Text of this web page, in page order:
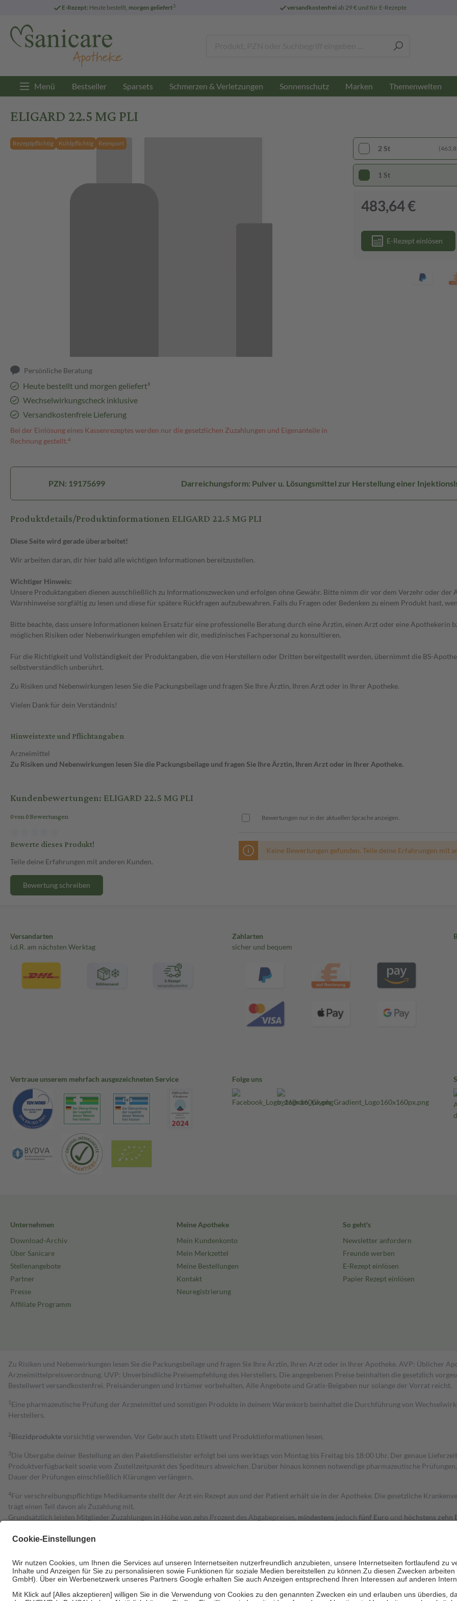
E-Rezept: Heute bestellt, morgen geliefert3 versandkostenfreiab 29 € und für E-Rezepte
Menü Bestseller Sparsets Schmerzen & Verletzungen Sonnenschutz Marken Themenwelten
ELIGARD 22.5 MG PLI
Rezeptpflichtig Kühlpflichtig Reimport
Persönliche Beratung
Heute bestellt und morgen geliefert³
Wechselwirkungscheck inklusive
Versandkostenfreie Lieferung
Bei der Einlösung eines Kassenrezeptes werden nur die gesetzlichen Zuzahlungen und Eigenanteile in
Rechnung gestellt.⁴
2 St
1 St
483,64 €
E-Rezept einlösen
PZN: 19175699 Darreichungsform: Pulver u. Lösungsmittel zur Herstellung einer
Produktdetails/Produktinformationen ELIGARD 22.5 MG PLI
Diese Seite wird gerade überarbeitet!
Wir arbeiten daran, dir hier bald alle wichtigen Informationen bereitzustellen.
Wichtiger Hinweis:
Unsere Produktangaben dienen ausschließlich zu Informationszwecken und erfolgen ohne Gewähr. Bitte nimm dir vor dem Verzehr oder
Warnhinweise sorgfältig zu lesen und diese für spätere Rückfragen aufzubewahren. Falls du Fragen oder Bedenken zu einem Produkt hast,
Bitte beachte, dass unsere Informationen keinen Ersatz für eine professionelle Beratung durch eine Ärztin, einen Arzt oder eine Apothekerin
möglichen Risiken oder Nebenwirkungen empfehlen wir dir, medizinisches Fachpersonal zu konsultieren.
Für die Richtigkeit und Vollständigkeit der Produktangaben, die von Herstellern oder Dritten bereitgestellt werden, übernimmt die BS-
selbstverständlich unberührt.
Zu Risiken und Nebenwirkungen lesen Sie die Packungsbeilage und fragen Sie Ihre Ärztin, Ihren Arzt oder in Ihrer Apotheke.
Vielen Dank für dein Verständnis!
Hinweistexte und Pflichtangaben
Arzneimittel
Zu Risiken und Nebenwirkungen lesen Sie die Packungsbeilage und fragen Sie Ihre Ärztin, Ihren Arzt oder in Ihrer Apotheke.
Kundenbewertungen: ELIGARD 22.5 MG PLI
0 von 0 Bewertungen
Bewerte dieses Produkt!
Teile deine Erfahrungen mit anderen Kunden.
Bewertung schreiben
Bewertungen nur in der aktuellen Sprache anzeigen.
Keine Bewertungen gefunden. Teile deine Erfahrungen mit
Versandarten
i.d.R. am nächsten Werktag
Zahlarten
sicher und bequem
Vertraue unserem mehrfach ausgezeichneten Service Folge uns
Unternehmen
Download-Archiv
Über Sanicare
Stellenangebote
Partner
Presse
Affiliate Programm
Meine Apotheke
Mein Kundenkonto
Mein Merkzettel
Meine Bestellungen
Kontakt
Neuregistrierung
So geht's
Newsletter anfordern
Freunde werben
E-Rezept einlösen
Papier Rezept einlösen
Zu Risiken und Nebenwirkungen lesen Sie die Packungsbeilage und fragen Sie Ihre Ärztin, Ihren Arzt oder in Ihrer Apotheke. AVP: Üblicher
Arzneimittelpreisverordnung. UVP: Unverbindliche Preisempfehlung des Herstellers. Die angegebenen Preise beinhalten die gesetzlich
Bestell­wert versand­kosten­frei. Preisänderungen und Irrtümer vorbehalten. Alle Angebote und Gratis-Beigaben nur solange der Vorrat reicht.
1 Eine pharmazeutische Prüfung der Arzneimittel und sonstigen Produkte in deinem Warenkorb beinhaltet die Durchführung von
Herstellers.
2Biozidproduktevorsichtig verwenden. Vor Gebrauch stets Etikett und Produktinformationen lesen.
3Die Übergabe deiner Bestellung an den Paketdienstleister erfolgt bei uns werktags von Montag bis Freitag bis 18:00 Uhr. Der genaue
Produktverfügbarkeit sowie vom Zustellzeitpunkt des Spediteurs abweichen. Darüber hinaus können notwendige pharmazeutische
Dauer der Prüfungen einschließlich Klärungen verlängern.
4Für verschreibungspflichtige Medikamente stellt der Arzt ein Rezept aus und der Patient erhält sie in der Apotheke. Die gesetzliche
trägt einen Teil davon als Zuzahlung mit.
Grundsätzlich leisten Mitglieder Zuzahlungen in Höhe von zehn Prozent des Abgabepreises, mindestens jedoch fünf Euro und höchstens zehn
Diese Regeln gelten grundsätzlich auch für Online-Apotheken.
Um das Engagement der Versicherten für ihre eigene Gesundheit zu stärken und die besondere Stellung der Familie zu unterstützen, fallen
• Kindern und Jugendlichen bis zum vollendeten 18. Lebensjahr mit Ausnahme der Fahrkosten
• Untersuchungen zur Vorsorge und Früherkennung, die von der GKV getragen werden
• empfohlenen Schutzimpfungen